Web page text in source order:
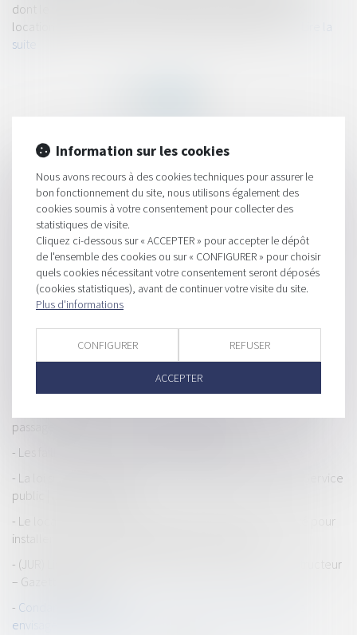
dont le locataire avait perçu 50 000 euros pour des sous-
locations étalées entre mars 2016 et septembre 2017...
Lire la
suite
HISTORIQUE
Construire sans autorisation : quels risques ? - Éditions Francis
Lefebvre
L'Assemblée a approuvé le principe du changement de statut
de la SNCF
En l’absence d’homologation judiciaire, le règlement de
copropriété doit être approuvé par une AG - Éditions Francis
Le liquidateur ne remet au revendiquant subrogé que le
montant qui lui a été versé après l’ouverture de la procédure
passage à la démat’ - Commande publique
Les faillites d’entreprises continuent à reculer - La Croix
La loi sur les jeux de 2024 est adoptée définitivement - Service
public | Dalloz Actualité
Le locataire doit obtenir l’autorisation de la copropriété pour
installer son conduit d’évacuation - Le Particulier
(JUR) Limite de la responsabilité de plein droit du constructeur
– Gazette du Palais
Condamné pour une sous-location illicite à Paris, Airbnb
envisage de faire appel
Information sur les cookies
Nous avons recours à des cookies techniques pour assurer le
bon fonctionnement du site, nous utilisons également des
cookies soumis à votre consentement pour collecter des
statistiques de visite.
Cliquez ci-dessous sur « ACCEPTER » pour accepter le dépôt
de l'ensemble des cookies ou sur « CONFIGURER » pour choisir
quels cookies nécessitant votre consentement seront déposés
(cookies statistiques), avant de continuer votre visite du site.
Plus d'informations
CONFIGURER REFUSER
ACCEPTER